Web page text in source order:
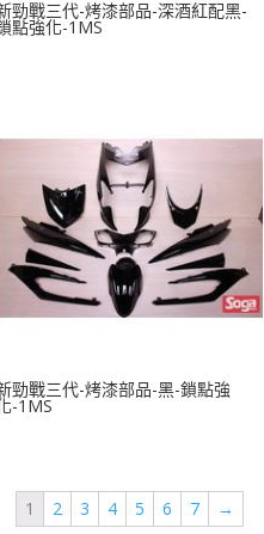
勁戰三代-烤漆部品-深酒紅配黑-
點強化-1MS
勁戰三代-烤漆部品-黑-鎖點強
-1MS
1 2 3 4 5 6 7 →